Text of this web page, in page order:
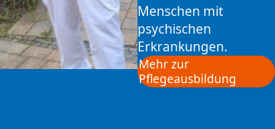
Menschen mit
psychischen
Erkrankungen.
Mehr zur
Pflegeausbildung